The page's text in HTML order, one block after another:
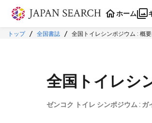
本文に飛ぶ
ホーム
トップ 全国書誌 全国トイレシンポジウム : 概
全国トイレシ
ゼンコク トイレ シンポジウム : ガ